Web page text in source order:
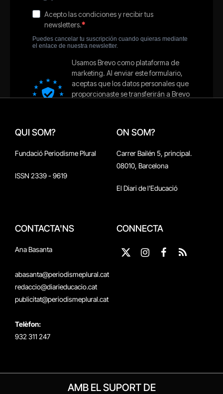
QUI SOM?
Fundació Periodisme Plural
ISSN 2339 - 9619
ON SOM?
Carrer Bailén 5, principal.
08010, Barcelona
El Diari de l'Educació
CONTACTA'NS
Ana Basanta
abasanta@periodismeplural.cat
redaccio@diarieducacio.cat
publicitat@periodismeplural.cat
Telèfon:
932 311 247
CONNECTA
X
Instagram
Facebook
RSS
AMB EL SUPORT DE